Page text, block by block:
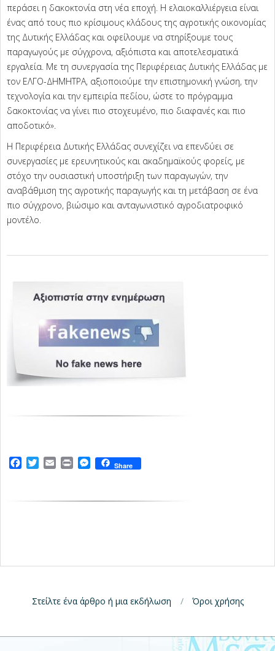
περάσει η δακοκτονία στη νέα εποχή. Η ελαιοκαλλιέργεια είναι
ένας από τους πιο κρίσιμους κλάδους της αγροτικής οικονομίας
της Δυτικής Ελλάδας και οφείλουμε να στηρίξουμε τους
παραγωγούς με σύγχρονα, αξιόπιστα και αποτελεσματικά
εργαλεία. Με τη συνεργασία της Περιφέρειας Δυτικής Ελλάδας με
τον ΕΛΓΟ-ΔΗΜΗΤΡΑ, αξιοποιούμε την επιστημονική γνώση, την
τεχνολογία και την εμπειρία πεδίου, ώστε το πρόγραμμα
δακοκτονίας να γίνει πιο στοχευμένο, πιο διαφανές και πιο
αποδοτικό».
Η Περιφέρεια Δυτικής Ελλάδας συνεχίζει να επενδύει σε
συνεργασίες με ερευνητικούς και ακαδημαϊκούς φορείς, με
στόχο την ουσιαστική υποστήριξη των παραγωγών, την
αναβάθμιση της αγροτικής παραγωγής και τη μετάβαση σε ένα
πιο σύγχρονο, βιώσιμο και ανταγωνιστικό αγροδιατροφικό
μοντέλο.
Facebook
TwitterEmailPrintMessenger
Share
Στείλτε ένα άρθρο ή μια εκδήλωση Όροι χρήσης